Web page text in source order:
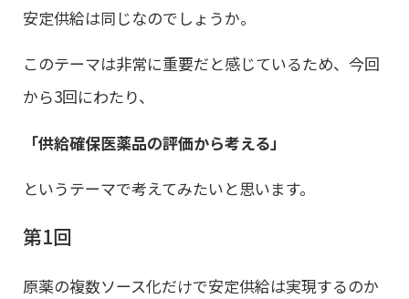
安定供給は同じなのでしょうか。
このテーマは非常に重要だと感じているため、今回
から3回にわたり、
「供給確保医薬品の評価から考える」
というテーマで考えてみたいと思います。
第1回
原薬の複数ソース化だけで安定供給は実現するのか